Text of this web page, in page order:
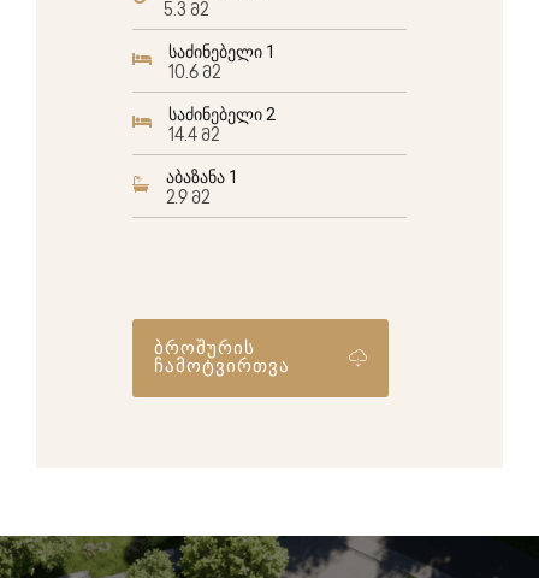
5.3 მ2
საძინებელი 1
10.6 მ2
საძინებელი 2
14.4 მ2
აბაზანა 1
2.9 მ2
ბროშურის
ჩამოტვირთვა